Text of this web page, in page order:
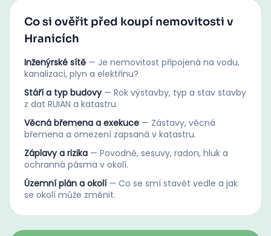
Co si ověřit před koupí nemovitosti v
Hranicích
Inženýrské sítě — Je nemovitost připojená na vodu,
kanalizaci, plyn a elektřinu?
Stáří a typ budovy — Rok výstavby, typ a stav stavby
z dat RUIAN a katastru.
Věcná břemena a exekuce — Zástavy, věcná
břemena a omezení zapsaná v katastru.
Záplavy a rizika — Povodně, sesuvy, radon, hluk a
ochranná pásma v okolí.
Územní plán a okolí — Co se smí stavět vedle a jak
se okolí může změnit.